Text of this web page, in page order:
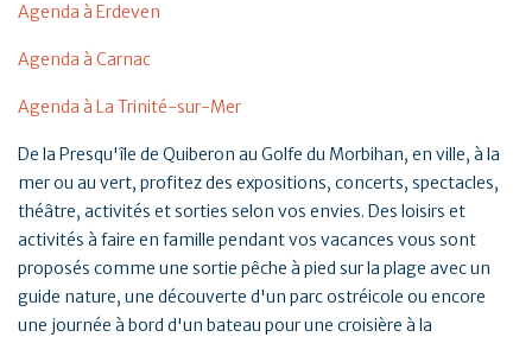
Agenda à Erdeven
Agenda à Carnac
Agenda à La Trinité-sur-Mer
De la Presqu'île de Quiberon au Golfe du Morbihan, en ville, à la
mer ou au vert, profitez des expositions, concerts, spectacles,
théâtre, activités et sorties selon vos envies. Des loisirs et
activités à faire en famille pendant vos vacances vous sont
proposés comme une sortie pêche à pied sur la plage avec un
guide nature, une découverte d'un parc ostréicole ou encore
une journée à bord d'un bateau pour une croisière à la